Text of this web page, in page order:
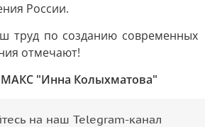
России.
труд по созданию современных
отмечают!
МАКС "Инна Колыхматова"
на наш Telegram-канал